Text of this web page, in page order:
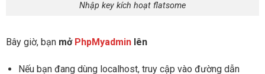
Nhập key kích hoạt flatsome
Bây giờ, bạn mở PhpMyadmin lên
Nếu bạn đang dùng localhost, truy cập vào đường dẫn